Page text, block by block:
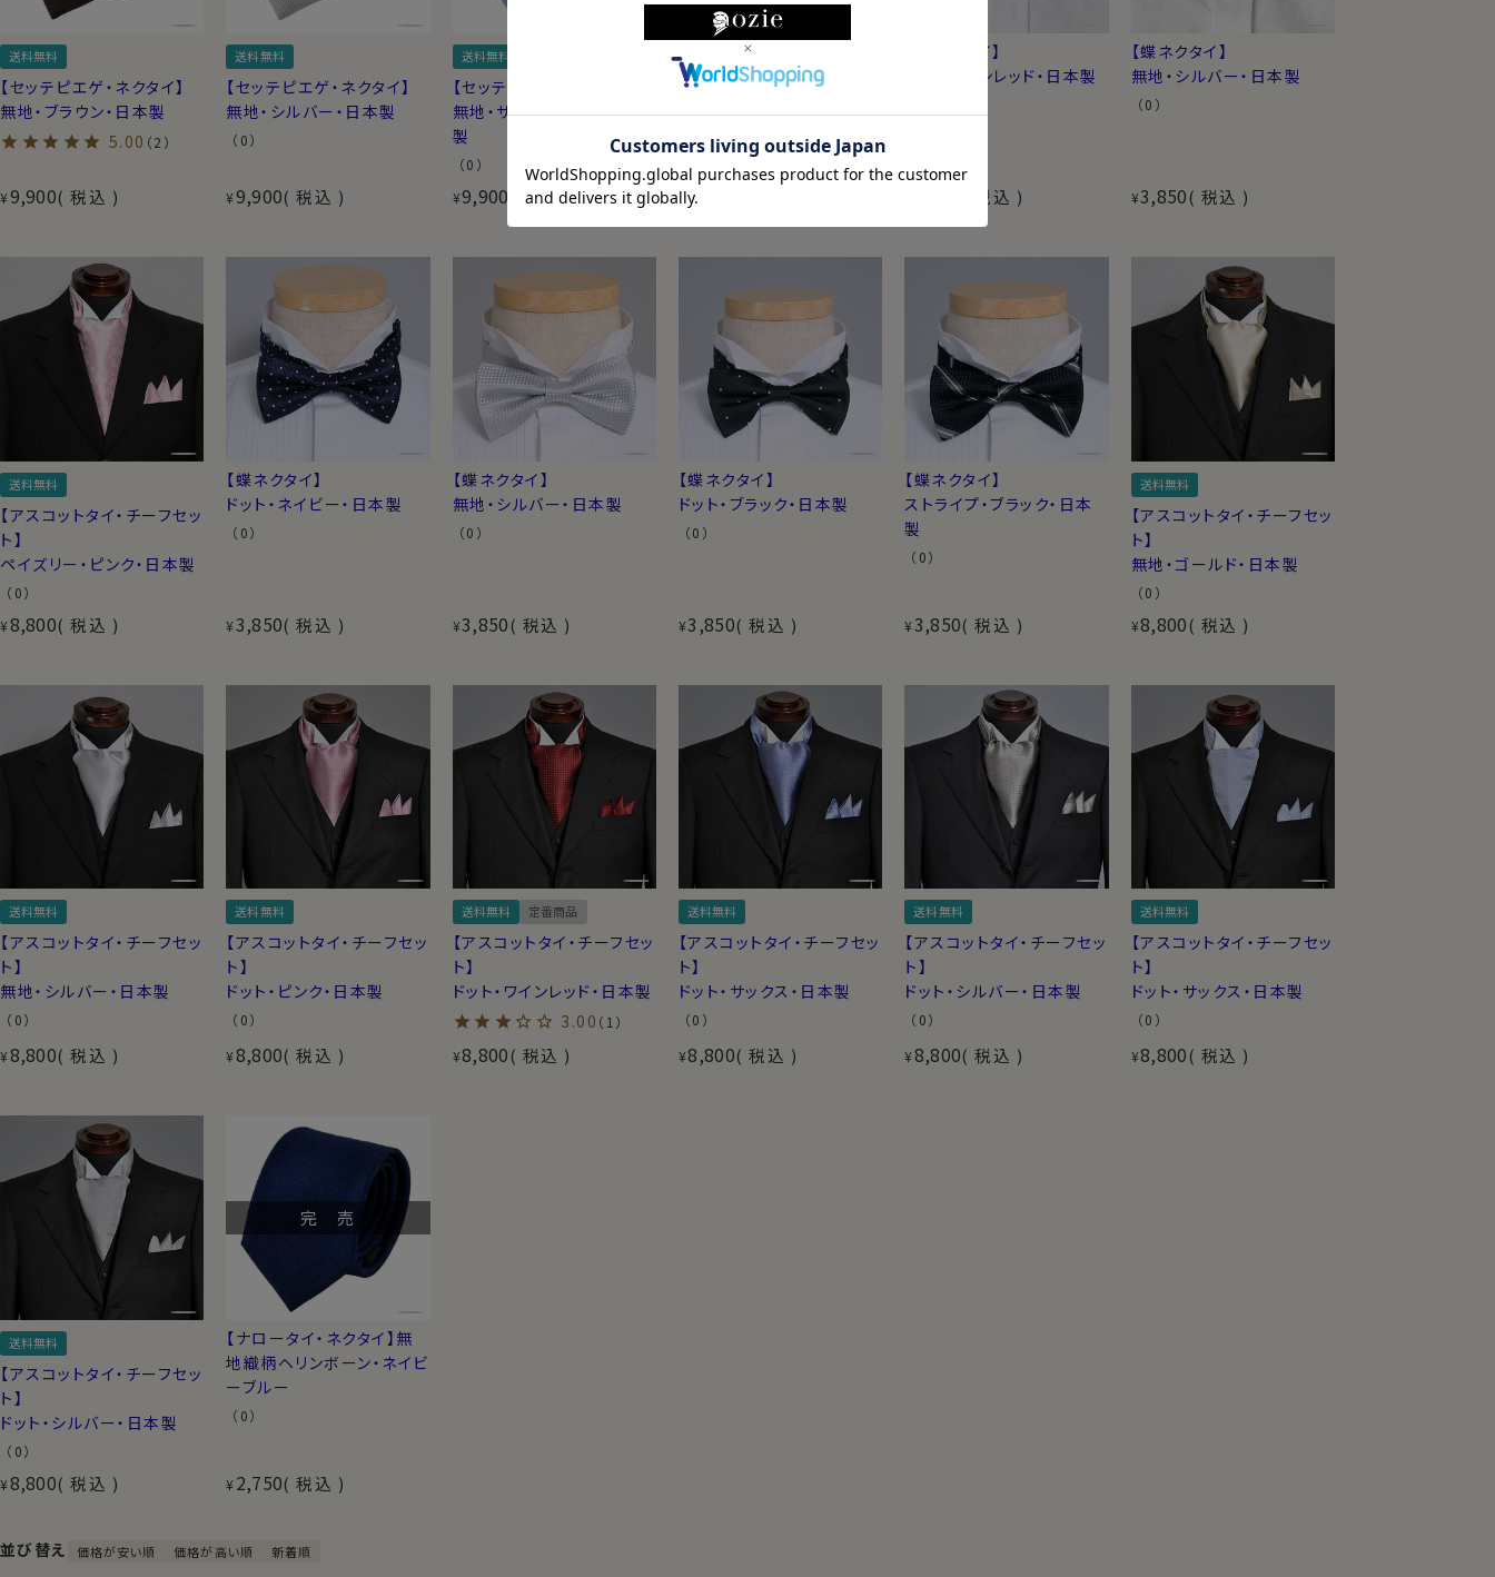
送料無料
【セッテピエゲ・ネクタイ】
無地・ブラウン・日本製
5.00 （2）
¥9,900 税込
送料無料
【セッテピエゲ・ネクタイ】
無地・シルバー・日本製
（0）
¥9,900 税込
送料無料
【セッテピエゲ・ネクタイ】
無地・サックスブルー・日本
製
（0）
¥9,900 税込
【セッテピエゲ・ネクタイ】
チェス柄・ネイビーブルー
1・日本製
（0）
¥9,900
【蝶ネクタイ】
無地・ワインレッド・日本製
税込
【蝶ネクタイ】
無地・シルバー・日本製
（0）
¥3,850 税込
送料無料
【アスコットタイ・チーフセッ
ト】
ペイズリー・ピンク・日本製
（0）
¥8,800 税込
【蝶ネクタイ】
ドット・ネイビー・日本製
（0）
¥3,850 税込
【蝶ネクタイ】
無地・シルバー・日本製
（0）
¥3,850 税込
【蝶ネクタイ】
ドット・ブラック・日本製
（0）
¥3,850 税込
【蝶ネクタイ】
ストライプ・ブラック・日本
製
（0）
¥3,850 税込
送料無料
【アスコットタイ・チーフセッ
ト】
無地・ゴールド・日本製
（0）
¥8,800 税込
送料無料
【アスコットタイ・チーフセッ
ト】
無地・シルバー・日本製
（0）
¥8,800 税込
送料無料
【アスコットタイ・チーフセッ
ト】
ドット・ピンク・日本製
（0）
¥8,800 税込
送料無料 定番商品
【アスコットタイ・チーフセッ
ト】
ドット・ワインレッド・日本製
3.00 （1）
¥8,800 税込
送料無料
【アスコットタイ・チーフセッ
ト】
ドット・サックス・日本製
（0）
¥8,800 税込
送料無料
【アスコットタイ・チーフセッ
ト】
ドット・シルバー・日本製
（0）
¥8,800 税込
送料無料
【アスコットタイ・チーフセッ
ト】
ドット・サックス・日本製
（0）
¥8,800 税込
送料無料
【アスコットタイ・チーフセッ
ト】
ドット・シルバー・日本製
（0）
¥8,800 税込
完 売
【ナロータイ・ネクタイ】無
地織柄ヘリンボーン・ネイビ
ーブルー
（0）
¥ 2,750 税込
並び替え 価格が安い順 価格が高い順 新着順